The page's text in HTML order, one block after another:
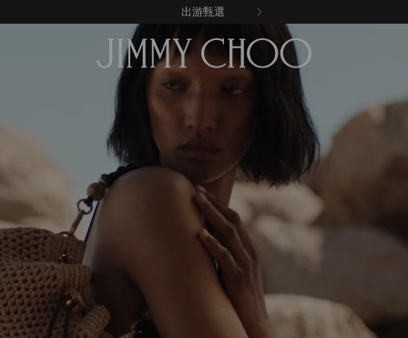
出游甄選
享受免費送貨和退貨服務